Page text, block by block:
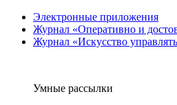
Электронные приложения
Журнал «Оперативно и
Журнал «Искусство
Умные рассылки